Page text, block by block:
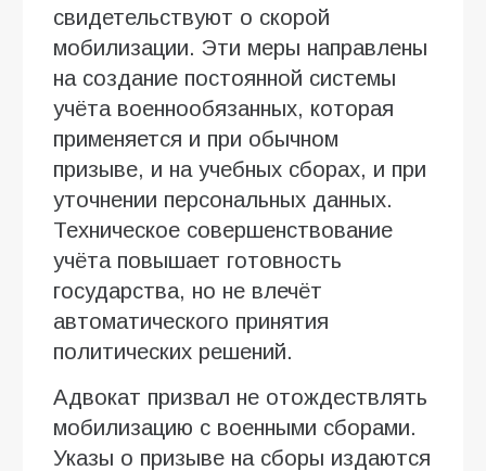
свидетельствуют о скорой
мобилизации. Эти меры направлены
на создание постоянной системы
учёта военнообязанных, которая
применяется и при обычном
призыве, и на учебных сборах, и при
уточнении персональных данных.
Техническое совершенствование
учёта повышает готовность
государства, но не влечёт
автоматического принятия
политических решений.
Адвокат призвал не отождествлять
мобилизацию с военными сборами.
Указы о призыве на сборы издаются